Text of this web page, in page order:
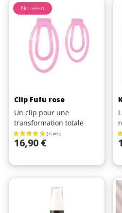
Clip Fufu rose
Un clip pour une
transformation totale
Prix
16,90 €
Nouveau